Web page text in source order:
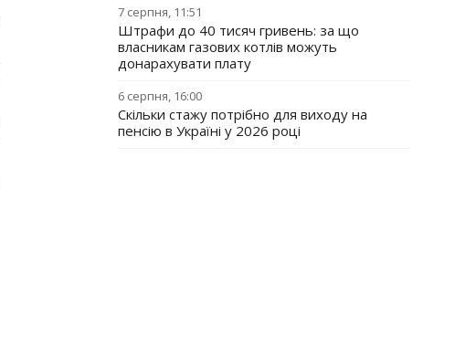
7 серпня, 11:51
Штрафи до 40 тисяч гривень: за що
власникам газових котлів можуть
донарахувати плату
6 серпня, 16:00
Скільки стажу потрібно для виходу на
пенсію в Україні у 2026 році